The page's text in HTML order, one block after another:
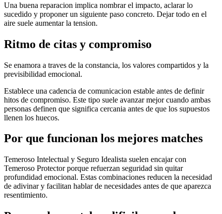
Una buena reparacion implica nombrar el impacto, aclarar lo
sucedido y proponer un siguiente paso concreto. Dejar todo en el
aire suele aumentar la tension.
Ritmo de citas y compromiso
Se enamora a traves de la constancia, los valores compartidos y la
previsibilidad emocional.
Establece una cadencia de comunicacion estable antes de definir
hitos de compromiso. Este tipo suele avanzar mejor cuando ambas
personas definen que significa cercania antes de que los supuestos
llenen los huecos.
Por que funcionan los mejores matches
Temeroso Intelectual y Seguro Idealista suelen encajar con
Temeroso Protector porque refuerzan seguridad sin quitar
profundidad emocional. Estas combinaciones reducen la necesidad
de adivinar y facilitan hablar de necesidades antes de que aparezca
resentimiento.